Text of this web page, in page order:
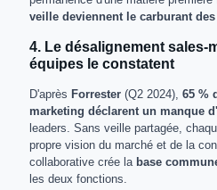
veille deviennent le carburant
4. Le désalignement sales-
équipes le constatent
D'après Forrester (Q2 2024), 65 %
marketing déclarent un manque
leaders. Sans veille partagée,
propre vision du marché et de la
collaborative crée la base
les deux fonctions.